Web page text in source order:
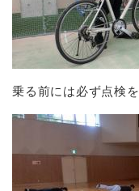
乗る前には必ず点検を